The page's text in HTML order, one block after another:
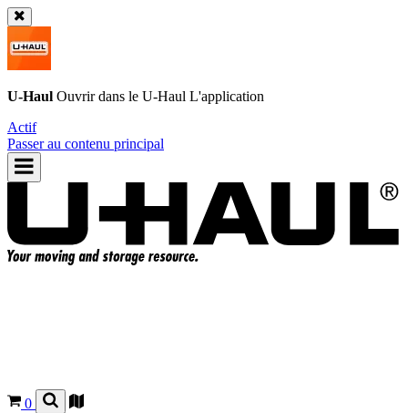
U-Haul Ouvrir dans le U-Haul L'application
Actif
Passer au contenu principal
0